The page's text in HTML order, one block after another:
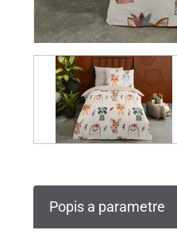
Popis a parametre